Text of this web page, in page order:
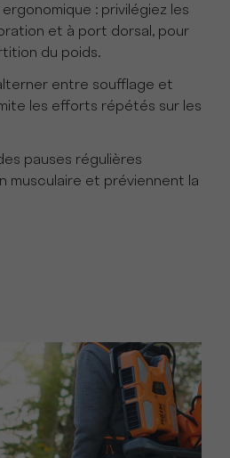
: privilégiez les
et à port dorsal, pour
du poids.
entre soufflage et
les efforts répétés sur les
pauses régulières
musculaire et préviennent la